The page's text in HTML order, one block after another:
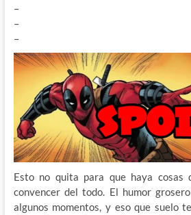
–
–
–
Esto no quita para que haya cosas
convencer del todo. El humor
algunos momentos, y eso que suelo